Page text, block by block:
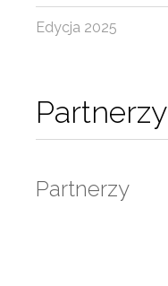
Partnerzy
Partnerzy
Edycja 2025